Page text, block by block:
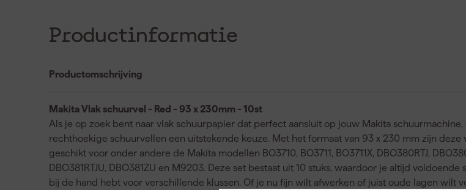
Productinformatie
Productomschrijving
Makita Vlak schuurvel - Red - 93 x 230mm - 10st
Als je op zoek bent naar vlak schuurpapier dat perfect aansluit op jouw Makita schuurmachine,
rechthoekige schuurvellen een uitstekende keuze. Met het formaat van 93 x 230 mm zijn deze
geschikt voor onder andere de Makita modellen BO3710, BO3711, BO3711X, DBO380RTJ,
DBO381RTJU, DBO381ZU en M9203. Deze set bestaat uit 10 stuks, waardoor je altijd
bij de hand hebt voor verschillende klussen. Of je nu fijn wilt afwerken of juist oude lagen wilt